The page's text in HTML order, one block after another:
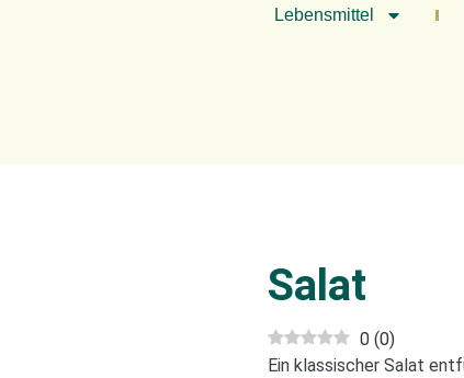
Lebensmittel
Salat
0 (0)
Ein klassischer Salat